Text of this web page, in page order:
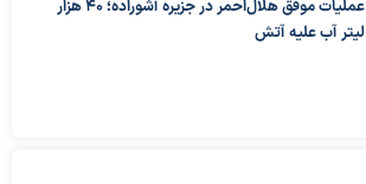
عملیات موفق هلال‌احمر در جزیره آشوراده؛ ۴۰ هزار
لیتر آب علیه آتش